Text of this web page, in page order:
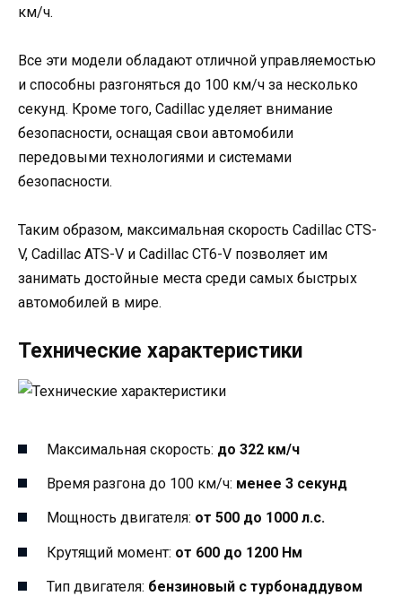
км/ч.
Все эти модели обладают отличной управляемостью
и способны разгоняться до 100 км/ч за несколько
секунд. Кроме того, Cadillac уделяет внимание
безопасности, оснащая свои автомобили
передовыми технологиями и системами
безопасности.
Таким образом, максимальная скорость Cadillac CTS-
V, Cadillac ATS-V и Cadillac CT6-V позволяет им
занимать достойные места среди самых быстрых
автомобилей в мире.
Технические характеристики
Максимальная скорость: до 322 км/ч
Время разгона до 100 км/ч: менее 3 секунд
Мощность двигателя: от 500 до 1000 л.с.
Крутящий момент: от 600 до 1200 Нм
Тип двигателя: бензиновый с турбонаддувом